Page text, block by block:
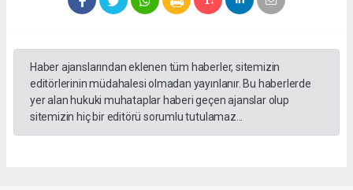
Haber ajanslarından eklenen tüm haberler, sitemizin
editörlerinin müdahalesi olmadan yayınlanır. Bu haberlerde
yer alan hukuki muhataplar haberi geçen ajanslar olup
sitemizin hiç bir editörü sorumlu tutulamaz...